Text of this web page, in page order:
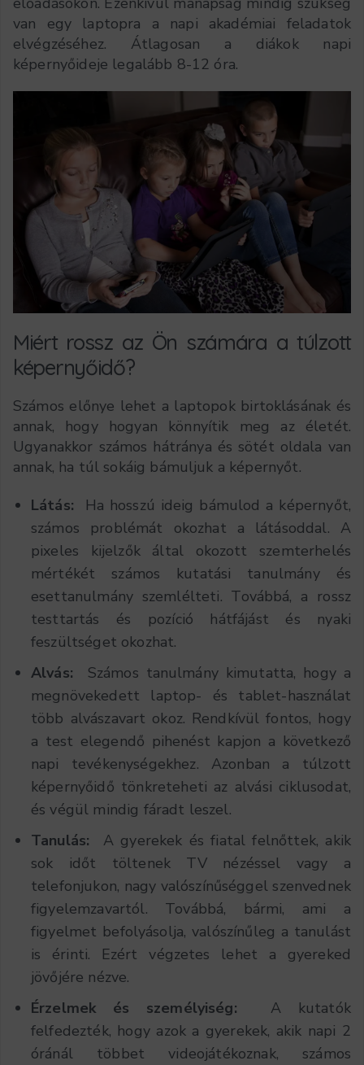
van egy laptopra a napi akadémiai feladatok
elvégzéséhez. Átlagosan a diákok napi
képernyőideje legalább 8-12 óra.
Miért rossz az Ön számára a túlzott
képernyőidő?
Számos előnye lehet a laptopok birtoklásának és
annak, hogy hogyan könnyítik meg az életét.
Ugyanakkor számos hátránya és sötét oldala van
annak, ha túl sokáig bámuljuk a képernyőt.
Látás: Ha hosszú ideig bámulod a képernyőt,
számos problémát okozhat a látásoddal. A
pixeles kijelzők által okozott szemterhelés
mértékét számos kutatási tanulmány és
esettanulmány szemlélteti. Továbbá, a rossz
testtartás és pozíció hátfájást és nyaki
feszültséget okozhat.
Alvás: Számos tanulmány kimutatta, hogy a
megnövekedett laptop- és tablet-használat
több alvászavart okoz. Rendkívül fontos, hogy
a test elegendő pihenést kapjon a következő
napi tevékenységekhez. Azonban a túlzott
képernyőidő tönkreteheti az alvási ciklusodat,
és végül mindig fáradt leszel.
Tanulás: A gyerekek és fiatal felnőttek, akik
sok időt töltenek TV nézéssel vagy a
telefonjukon, nagy valószínűséggel szenvednek
figyelemzavartól. Továbbá, bármi, ami a
figyelmet befolyásolja, valószínűleg a tanulást
is érinti. Ezért végzetes lehet a gyereked
jövőjére nézve.
Érzelmek és személyiség: A kutatók
felfedezték, hogy azok a gyerekek, akik napi 2
óránál többet videojátékoznak, számos